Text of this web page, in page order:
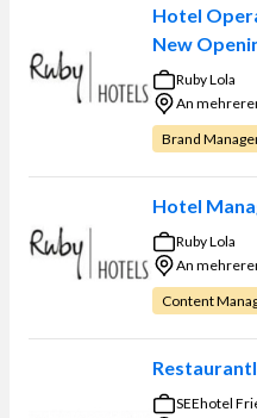
Hotel
New
Ruby Lola
An
Brand
Hotel
Ruby Lola
An
Content
SEEhotel